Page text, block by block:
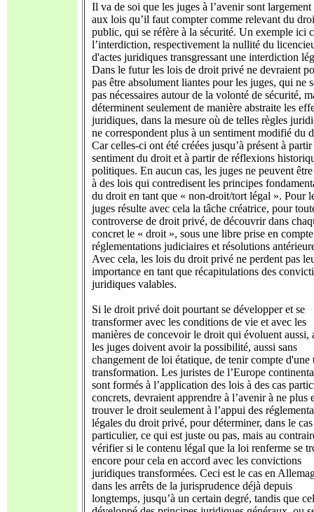
Il va de soi que les juges à l’avenir sont largement
aux lois qu’il faut compter comme relevant du
public, qui se réfère à la sécurité. Un exemple ici
l’interdiction, respectivement la nullité du
d'actes juridiques transgressant une interdiction
Dans le futur les lois de droit privé ne devraient
pas être absolument liantes pour les juges, qui ne
pas nécessaires autour de la volonté de sécurité,
déterminent seulement de manière abstraite les
juridiques, dans la mesure où de telles règles
ne correspondent plus à un sentiment modifié du
Car celles-ci ont été créées jusqu’à présent à
sentiment du droit et à partir de réflexions
politiques. En aucun cas, les juges ne peuvent
à des lois qui contredisent les principes
du droit en tant que « non-droit/tort légal ». Pour
juges résulte avec cela la tâche créatrice, pour
controverse de droit privé, de découvrir dans
concret le « droit », sous une libre prise en
réglementations judiciaires et résolutions
Avec cela, les lois du droit privé ne perdent pas
importance en tant que récapitulations des
juridiques valables.
Si le droit privé doit pourtant se développer et se
transformer avec les conditions de vie et avec les
manières de concevoir le droit qui évoluent aussi,
les juges doivent avoir la possibilité, aussi sans
changement de loi étatique, de tenir compte d'une
transformation. Les juristes de l’Europe
sont formés à l’application des lois à des cas
concrets, devraient apprendre à l’avenir à ne plus
trouver le droit seulement à l’appui des
légales du droit privé, pour déterminer, dans le cas
particulier, ce qui est juste ou pas, mais au
vérifier si le contenu légal que la loi renferme se
encore pour cela en accord avec les convictions
juridiques transformées. Ceci est le cas en
dans les arrêts de la jurisprudence déjà depuis
longtemps, jusqu’à un certain degré, tandis que